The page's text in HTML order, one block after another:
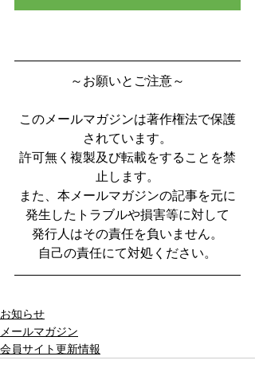
～お願いとご注意～
このメールマガジンは著作権法で保護
されています。
許可無く複製及び転載をすることを禁
止します。
また、本メールマガジンの記事を元に
発生したトラブルや損害等に対して
発行人はその責任を負いません。
自己の責任にて対処ください。
お知らせ
メールマガジン
会員サイト更新情報